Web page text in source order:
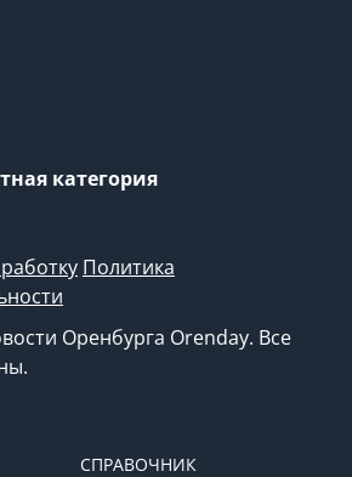
категория
Политика
Оренбурга Orenday. Все
СПРАВОЧНИК